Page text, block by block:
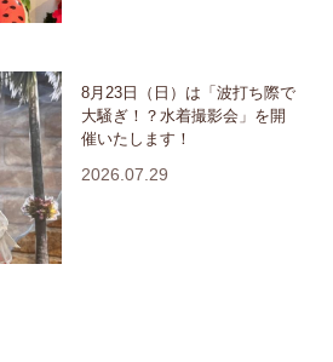
8月23日（日）は「波打ち際で
大騒ぎ！？水着撮影会」を開
催いたします！
2026.07.29